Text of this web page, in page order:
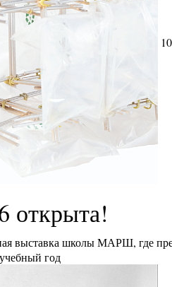
выставка школы МАРШ, где
год